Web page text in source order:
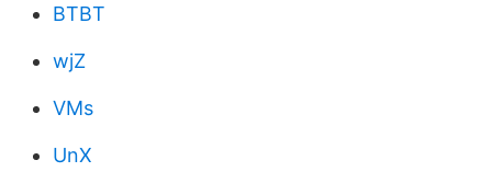
BTBT
wjZ
VMs
UnX